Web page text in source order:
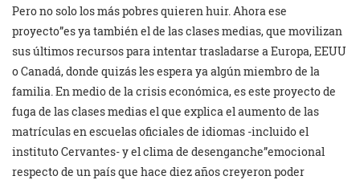
Pero no solo los más pobres quieren huir. Ahora ese
proyecto”es ya también el de las clases medias, que movilizan
sus últimos recursos para intentar trasladarse a Europa, EEUU
o Canadá, donde quizás les espera ya algún miembro de la
familia. En medio de la crisis económica, es este proyecto de
fuga de las clases medias el que explica el aumento de las
matrículas en escuelas oficiales de idiomas -incluido el
instituto Cervantes- y el clima de desenganche”emocional
respecto de un país que hace diez años creyeron poder